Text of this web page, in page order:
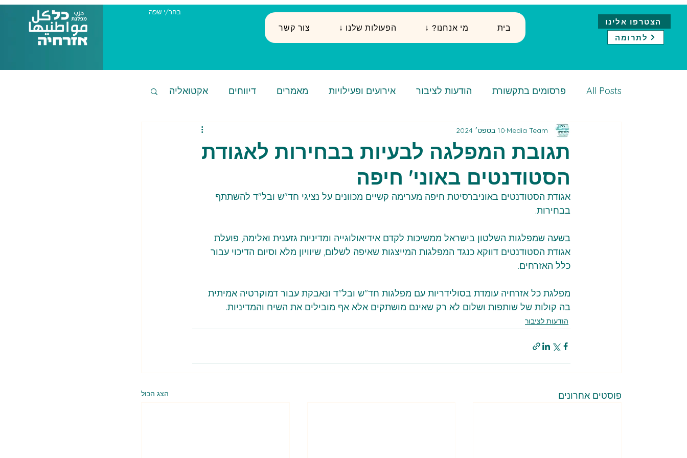
בחר/י שפה
צור קשר ↓ הפעולות שלנו ↓ ?מי אנחנו בית
הצטרפו אלינו
לתרומה
All Posts פרסומים בתקשורת הודעות לציבור אירועים ופעילויות מאמרים דיווחים אקטואליה
תגובת המפלגה לבעיות בבחירות לאגודת
הסטודנטים באוני' חיפה
Media Team 10 בספט׳ 2024
אגודת הסטודנטים באוניברסיטת חיפה מערימה קשיים מכוונים על נציגי חד"ש ובל"ד להשתתף
בבחירות.
בשעה שמפלגות השלטון בישראל ממשיכות לקדם אידיאולוגייה ומדיניות גזענית ואלימה, פועלת
אגודת הסטודנטים דווקא כנגד המפלגות המייצגות שאיפה לשלום, שיוויון מלא וסיום הדיכוי עבור
כלל האזרחים.
מפלגת כל אזרחיה עומדת בסולידריות עם מפלגות חד"ש ובל"ד ונאבקת עבור דמוקרטיה אמיתית
בה קולות של שותפות ושלום לא רק שאינם מושתקים אלא אף מובילים את השיח והמדיניות.
הודעות לציבור
פוסטים אחרונים הצג הכול